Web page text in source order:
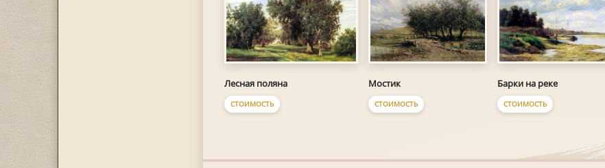
Лесная поляна
СТОИМОСТЬ
Мостик
СТОИМОСТЬ
Барки на реке
СТОИМОСТЬ